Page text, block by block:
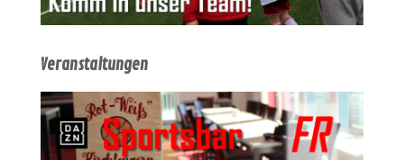
Veranstaltungen